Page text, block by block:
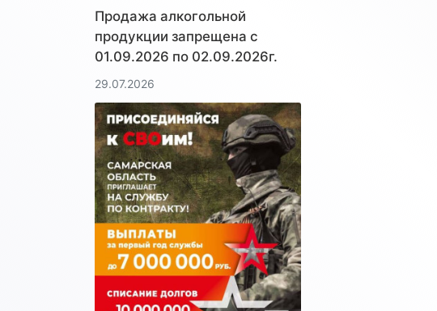
Продажа алкогольной
продукции запрещена с
01.09.2026 по 02.09.2026г.
29.07.2026